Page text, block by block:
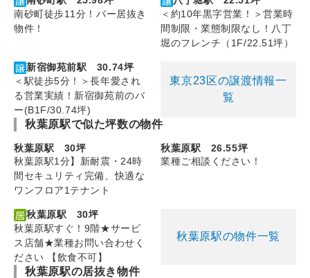
南砂町徒歩11分！バー居抜き
物件！
＜約10年黒字営業！＞営業時
間制限・業態制限なし！八丁
堀のフレンチ（1F/22.51坪）
新宿御苑前駅 30.74坪
＜駅徒歩5分！＞長年愛され
る営業実績！新宿御苑前のバ
ー(B1F/30.74坪)
東京23区の譲渡情報一
覧
秋葉原駅で似た坪数の物件
秋葉原駅 30坪
秋葉原駅1分】新耐震・24時
間セキュリティ完備、快適な
ワンフロア1テナント
秋葉原駅 26.55坪
業種ご相談ください！
秋葉原駅 30坪
秋葉原駅すぐ！9階★サービ
ス店舗★業種お問い合わせく
ださい 【飲食不可】
秋葉原駅の物件一覧
秋葉原駅の居抜き物件